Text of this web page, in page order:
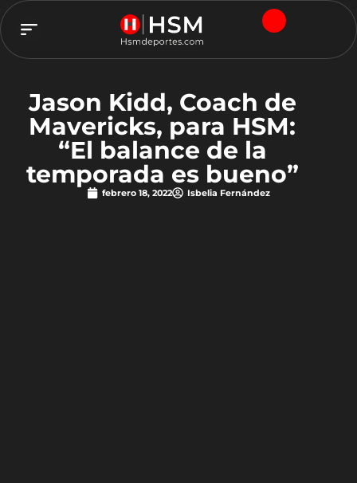
Jason Kidd, Coach de
Mavericks, para HSM:
“El balance de la
temporada es bueno”
febrero 18, 2022 Isbelia Fernández